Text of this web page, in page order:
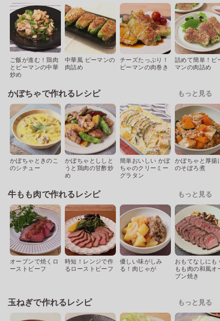
ご飯が進む！鶏肉
とピーマンの中華
炒め
中華風 ピーマンの
肉詰め
チーズたっぷり！
ピーマンの肉巻き
詰めて簡単！ピ
マンの肉詰め
かぼちゃで作れるレシピ もっと見る
かぼちゃときのこ
のシチュー
かぼちゃとししと
うと鶏肉の甘酢炒
め
簡単おいしい かぼ
ちゃのクリーミー
グラタン
かぼちゃと厚揚
のそぼろ煮
牛もも肉で作れるレシピ もっと見る
オーブンで焼くロ
ーストビーフ
時短！レンジで作
るローストビーフ
優しい味がしみ
る！肉じゃが
おもてなしにも
もも肉の和風オ
ブン焼き
玉ねぎで作れるレシピ もっと見る